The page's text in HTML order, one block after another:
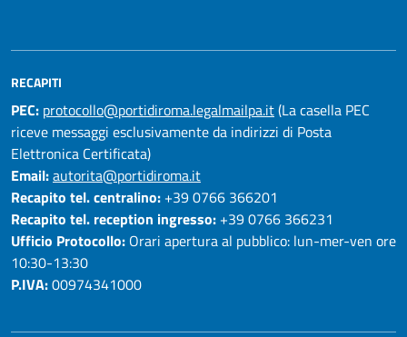
RECAPITI
PEC: protocollo@portidiroma.legalmailpa.it(La casella PEC
riceve messaggi esclusivamente da indirizzi di Posta
Elettronica Certificata)
Email:autorita@portidiroma.it
Recapito tel. centralino: +39 0766 366201
Recapito tel. reception ingresso: +39 0766 366231
Ufficio Protocollo: Orari apertura al pubblico: lun-mer-ven ore
10:30-13:30
P.IVA:00974341000